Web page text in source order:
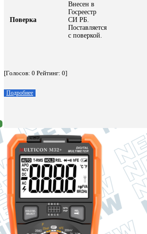
Поверка
Внесен в
Госреестр
СИ РБ.
Поставляется
с поверкой.
[Голосов: 0 Рейтинг: 0]
Подробнее